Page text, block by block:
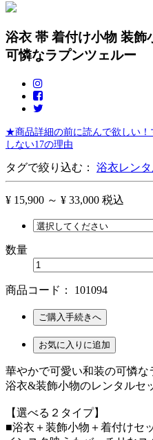
浴衣 帯 着付け小物 装飾
可憐なラプンツェルー
★商品詳細の前に読んで欲しい
しない17の理由
タグで絞り込む： 浴衣レン
¥ 15,900 ～ ¥ 33,000 税込
数量
商品コード： 101094
ご購入手続きへ
お気に入りに追加
華やかで可愛い和装の可憐
浴衣&装飾小物のレンタルセ
【選べる２タイプ】
■浴衣＋装飾小物＋着付けセ